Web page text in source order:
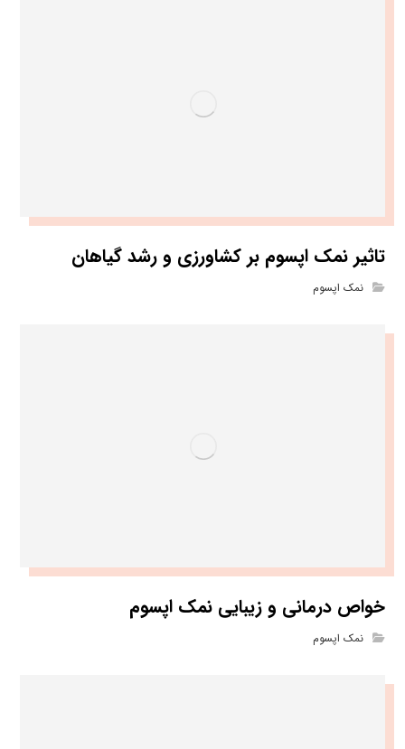
تاثیر نمک اپسوم بر کشاورزی و رشد گیاهان
نمک اپسوم
خواص درمانی و زیبایی نمک اپسوم
نمک اپسوم